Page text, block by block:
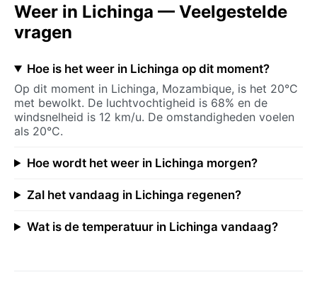
Weer in Lichinga — Veelgestelde
vragen
Hoe is het weer in Lichinga op dit moment?
Op dit moment in Lichinga, Mozambique, is het 20°C
met bewolkt. De luchtvochtigheid is 68% en de
windsnelheid is 12 km/u. De omstandigheden voelen
als 20°C.
Hoe wordt het weer in Lichinga morgen?
Zal het vandaag in Lichinga regenen?
Wat is de temperatuur in Lichinga vandaag?